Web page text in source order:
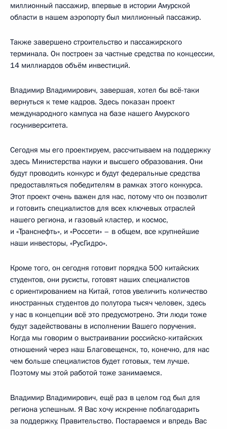
миллионный пассажир, впервые в истории Амурской
области в нашем аэропорту был миллионный пассажир.
Также завершено строительство и пассажирского
терминала. Он построен за частные средства по концессии,
14 миллиардов объём инвестиций.
Владимир Владимирович, завершая, хотел бы всё-таки
вернуться к теме кадров. Здесь показан проект
международного кампуса на базе нашего Амурского
госуниверситета.
Сегодня мы его проектируем, рассчитываем на поддержку
здесь Министерства науки и высшего образования. Они
будут проводить конкурс и будут федеральные средства
предоставляться победителям в рамках этого конкурса.
Этот проект очень важен для нас, потому что он позволит
и готовить специалистов для всех ключевых отраслей
нашего региона, и газовый кластер, и космос,
и «Транснефть», и «Россети» – в общем, все крупнейшие
наши инвесторы, «РусГидро».
Кроме того, он сегодня готовит порядка 500 китайских
студентов, они русисты, готовят наших специалистов
с ориентированием на Китай, готов увеличить количество
иностранных студентов до полутора тысяч человек, здесь
у нас в концепции всё это предусмотрено. Эти люди тоже
будут задействованы в исполнении Вашего поручения.
Когда мы говорим о выстраивании российско-китайских
отношений через наш Благовещенск, то, конечно, для нас
чем больше специалистов будет готовых, тем лучше.
Поэтому мы этой работой тоже занимаемся.
Владимир Владимирович, ещё раз в целом год был для
региона успешным. Я Вас хочу искренне поблагодарить
за поддержку, Правительство. Постараемся и впредь Вас